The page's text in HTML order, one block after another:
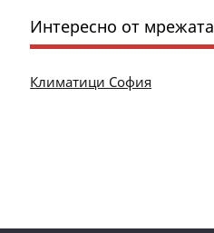
Интересно от мрежата
Климатици София